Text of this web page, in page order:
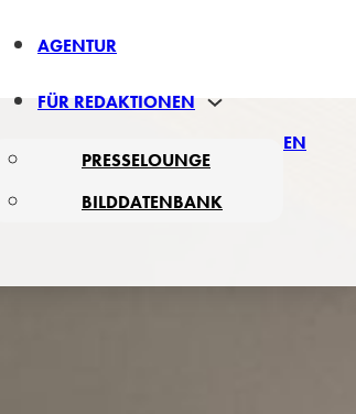
AGENTUR
FÜR REDAKTIONEN
PRESSELOUNGE
BILDDATENBANK
EN